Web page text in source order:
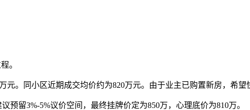
。
元。同小区近期成交均价约为820万元。由于业主已购置新房，希望
预留3%-5%议价空间，最终挂牌价定为850万，心理底价为810万。